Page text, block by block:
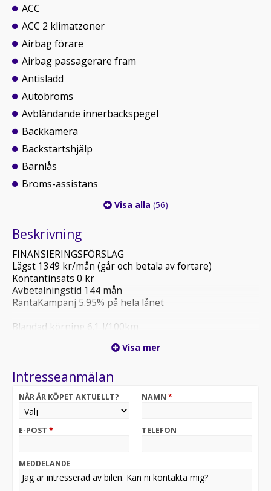
ACC
ACC 2 klimatzoner
Airbag förare
Airbag passagerare fram
Antisladd
Autobroms
Avbländande innerbackspegel
Backkamera
Backstartshjälp
Barnlås
Broms-assistans
Visa alla (56)
Beskrivning
FINANSIERINGSFÖRSLAG
Lägst 1349 kr/mån (går och betala av fortare)
Kontantinsats 0 kr
Avbetalningstid 144 mån
RäntaKampanj 5.95% på hela lånet
Blandad körning 6.1 l/100km
Fullservad enligt rekommendation
Vi tar självklart din bil i byte. Välkomna att höra av er vid
värdering via mail. Vi kontaktar dig inom kort med ett
uppskattat inköpsvärde. OBS! Vi har uppmärksammat
svar på din förfrågan inom 24 h ber vi dig i stället ringa
Fyra enkla steg:
- Regnr:
Visa mer
Intresseanmälan
NÄR ÄR KÖPET AKTUELLT? NAMN *
E-POST * TELEFON
MEDDELANDE